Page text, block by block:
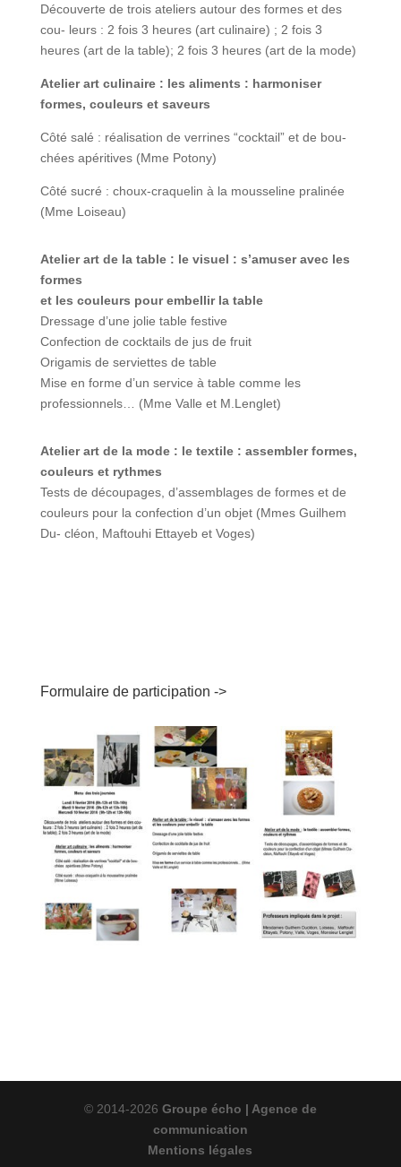
Découverte de trois ateliers autour des formes et des
cou- leurs : 2 fois 3 heures (art culinaire) ; 2 fois 3
heures (art de la table); 2 fois 3 heures (art de la mode)
Atelier art culinaire : les aliments : harmoniser
formes, couleurs et saveurs
Côté salé : réalisation de verrines “cocktail” et de bou-
chées apéritives (Mme Potony)
Côté sucré : choux-craquelin à la mousseline pralinée
(Mme Loiseau)
Atelier art de la table : le visuel : s’amuser avec les
formes
et les couleurs pour embellir la table
Dressage d’une jolie table festive
Confection de cocktails de jus de fruit
Origamis de serviettes de table
Mise en forme d’un service à table comme les
professionnels… (Mme Valle et M.Lenglet)
Atelier art de la mode : le textile : assembler formes,
couleurs et rythmes
Tests de découpages, d’assemblages de formes et de
couleurs pour la confection d’un objet (Mmes Guilhem
Du- cléon, Maftouhi Ettayeb et Voges)
Formulaire de participation ->
© 2014-2026 Groupe écho | Agence de
communication
Mentions légales